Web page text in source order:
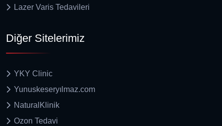
Lazer Varis Tedavileri
Diğer Sitelerimiz
YKY Clinic
Yunuskeseryılmaz.com
NaturalKlinik
Ozon Tedavi